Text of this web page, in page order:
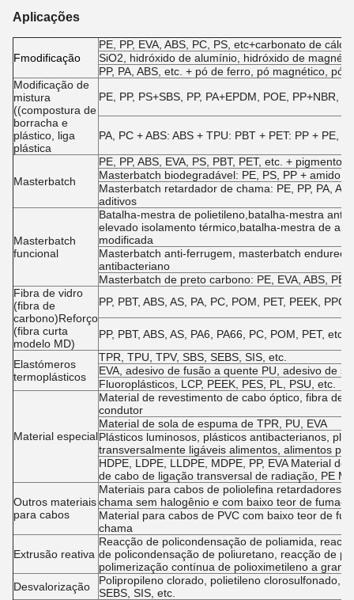
Aplicações
Fmodificação
PE, PP, EVA, ABS, PC, PS, etc+carbonato de
SiO2, hidróxido de alumínio, hidróxido de
PP, PA, ABS, etc. + pó de ferro, pó magnético,
Modificação de
mistura
((compostura de
borracha e
plástico, liga
plástica
PE, PP, PS+SBS, PP, PA+EPDM, POE, PP+NBR,
PA, PC + ABS: ABS + TPU: PBT + PET: PP + PE,
Masterbatch
PE, PP, ABS, EVA, PS, PBT, PET, etc. +
Masterbatch biodegradável: PE, PS, PP + amido,
Masterbatch retardador de chama: PE, PP, PA,
aditivos
Masterbatch
funcional
Batalha-mestra de polietileno,batalha-mestra
elevado isolamento térmico,batalha-mestra de
modificada
Masterbatch anti-ferrugem, masterbatch
antibacteriano
Masterbatch de preto carbono: PE, EVA, ABS,
Fibra de vidro
(fibra de
carbono)Reforço
(fibra curta
modelo MD)
PP, PBT, ABS, AS, PA, PC, POM, PET, PEEK,
PP, PBT, ABS, AS, PA6, PA66, PC, POM, PET,
Elastómeros
termoplásticos
TPR, TPU, TPV, SBS, SEBS, SIS, etc.
EVA, adesivo de fusão a quente PU, adesivo de
Fluoroplásticos, LCP, PEEK, PES, PL, PSU, etc.
Material especial
Material de revestimento de cabo óptico, fibra de
condutor
Material de sola de espuma de TPR, PU, EVA
Plásticos luminosos, plásticos antibacterianos,
transversalmente ligáveis alimentos, alimentos
HDPE, LDPE, LLDPE, MDPE, PP, EVA Material
de cabo de ligação transversal de radiação, PE
Outros materiais
para cabos
Materiais para cabos de poliolefina retardadores
chama sem halogênio e com baixo teor de fumaça
Material para cabos de PVC com baixo teor de
chama
Extrusão reativa
Reacção de policondensação de poliamida,
de policondensação de poliuretano, reacção de
polimerização contínua de polioximetileno a
Desvalorização
Polipropileno clorado, polietileno clorosulfonado,
SEBS, SIS, etc.